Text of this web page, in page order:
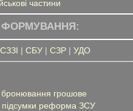
частини
ФОРМУВАННЯ:
| СБУ| СЗР| УДО
бронювання грошове
підсумки реформа ЗСУ